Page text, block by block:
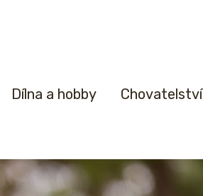
Dílna a hobby Chovatelství